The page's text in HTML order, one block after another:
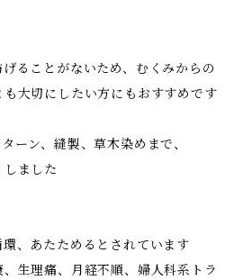
ることがないため、むくみからの
大切にしたい方にもおすすめです
ーン、縫製、草木染めまで、
ました
、あたためるとされています
生理痛、月経不順、婦人科系トラ